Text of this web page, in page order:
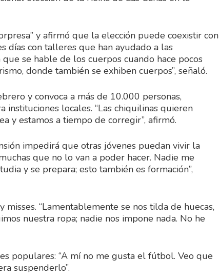
y afirmó que la elección puede coexistir con
días con talleres que han ayudado a las
se hable de los cuerpos cuando hace pocos
donde también se exhiben cuerpos”, señaló.
y convoca a más de 10.000 personas,
locales. “Las chiquilinas quieren
y estamos a tiempo de corregir”, afirmó.
impedirá que otras jóvenes puedan vivir la
que no lo van a poder hacer. Nadie me
y se prepara; esto también es formación”,
“Lamentablemente se nos tilda de huecas,
nuestra ropa; nadie nos impone nada. No he
populares: “A mí no me gusta el fútbol. Veo que
suspenderlo”.